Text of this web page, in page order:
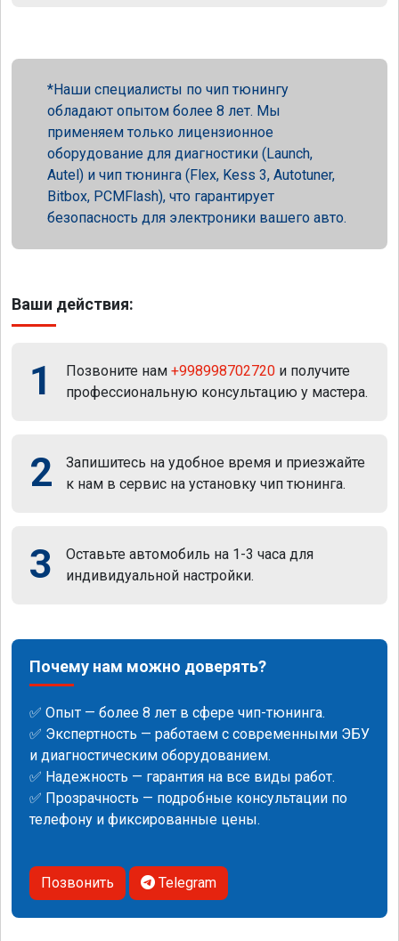
Наши специалисты по чип тюнингу
обладают опытом более 8 лет. Мы
применяем только лицензионное
оборудование для диагностики (Launch,
Autel) и чип тюнинга (Flex, Kess 3, Autotuner,
Bitbox, PCMFlash), что гарантирует
безопасность для электроники вашего авто.
Ваши действия:
1 Позвоните нам +998998702720 и получите
профессиональную консультацию у мастера.
2
Запишитесь на удобное время и приезжайте
к нам в сервис на установку чип тюнинга.
3
Оставьте автомобиль на 1-3 часа для
индивидуальной настройки.
Почему нам можно доверять?
✅ Опыт — более 8 лет в сфере чип-тюнинга.
✅ Экспертность — работаем с современными ЭБУ
и диагностическим оборудованием.
✅ Надежность — гарантия на все виды работ.
✅ Прозрачность — подробные консультации по
телефону и фиксированные цены.
Позвонить Telegram